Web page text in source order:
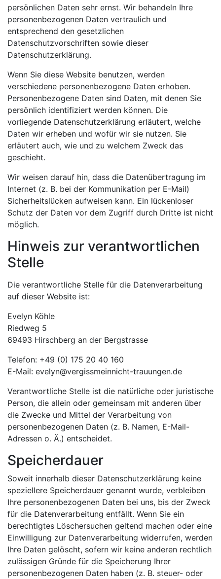
persönlichen Daten sehr ernst. Wir behandeln Ihre
personenbezogenen Daten vertraulich und
entsprechend den gesetzlichen
Datenschutzvorschriften sowie dieser
Datenschutzerklärung.
Wenn Sie diese Website benutzen, werden
verschiedene personenbezogene Daten erhoben.
Personenbezogene Daten sind Daten, mit denen Sie
persönlich identifiziert werden können. Die
vorliegende Datenschutzerklärung erläutert, welche
Daten wir erheben und wofür wir sie nutzen. Sie
erläutert auch, wie und zu welchem Zweck das
geschieht.
Wir weisen darauf hin, dass die Datenübertragung im
Internet (z. B. bei der Kommunikation per E-Mail)
Sicherheitslücken aufweisen kann. Ein lückenloser
Schutz der Daten vor dem Zugriff durch Dritte ist nicht
möglich.
Hinweis zur verantwortlichen
Stelle
Die verantwortliche Stelle für die Datenverarbeitung
auf dieser Website ist:
Evelyn Köhle
Riedweg 5
69493 Hirschberg an der Bergstrasse
Telefon: +49 (0) 175 20 40 160
E-Mail: evelyn@vergissmeinnicht-trauungen.de
Verantwortliche Stelle ist die natürliche oder juristische
Person, die allein oder gemeinsam mit anderen über
die Zwecke und Mittel der Verarbeitung von
personenbezogenen Daten (z. B. Namen, E-Mail-
Adressen o. Ä.) entscheidet.
Speicherdauer
Soweit innerhalb dieser Datenschutzerklärung keine
speziellere Speicherdauer genannt wurde, verbleiben
Ihre personenbezogenen Daten bei uns, bis der Zweck
für die Datenverarbeitung entfällt. Wenn Sie ein
berechtigtes Löschersuchen geltend machen oder eine
Einwilligung zur Datenverarbeitung widerrufen, werden
Ihre Daten gelöscht, sofern wir keine anderen rechtlich
zulässigen Gründe für die Speicherung Ihrer
personenbezogenen Daten haben (z. B. steuer- oder